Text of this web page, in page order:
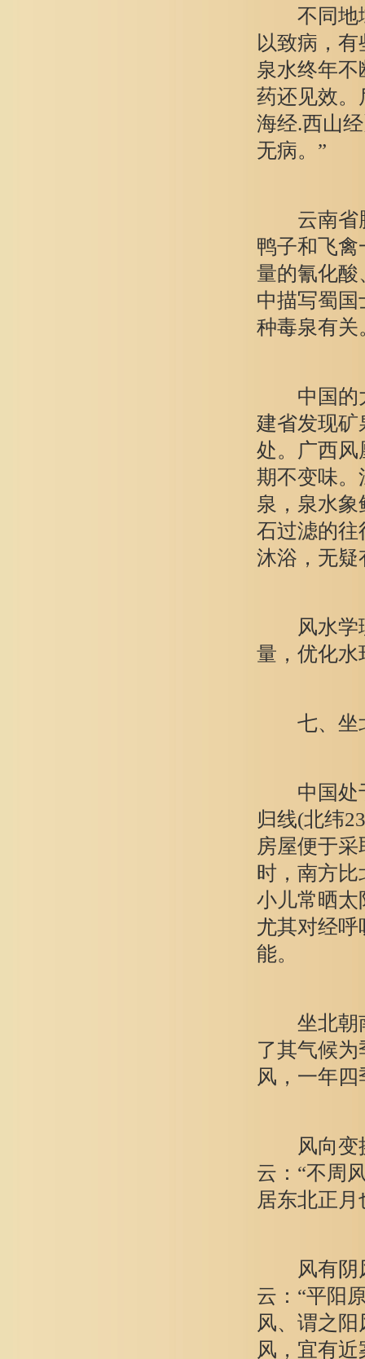
不同地域
以致病，
泉水终年
药还见效。
海经.西山
无病。”
云南省腾
鸭子和飞
量的氰化酸
中描写蜀
种毒泉有关
中国的大
建省发现矿
处。广西风
期不变味。
泉，泉水
石过滤的往
沐浴，无疑
风水学理
量，优化水
七、坐
中国处于
归线(北纬
房屋便于
时，南方
小儿常晒太
尤其对经
能。
坐北朝南
了其气候
风，一年四
风向变换
云：“不周
居东北正
风有阴风
云：“平阳
风、谓之
风，宜有